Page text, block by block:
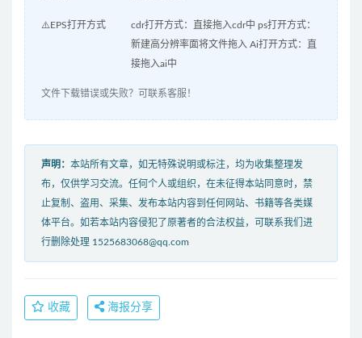
⚠️EPS打开方式
cdr打开方式：直接拖入cdr中 ps打开方式：
新建高分辨率面将文件拖入 Ai打开方式：直
接拖入ai中
文件下载错误或失败？可联系客服！
声明： 本站所有文章，如无特殊说明或标注，均为收集整理发
布，仅供学习交流。任何个人或组织，在未征得本站同意时，禁
止复制、盗用、采集、发布本站内容到任何网站、书籍等各类媒
体平台。如若本站内容侵犯了原著者的合法权益，可联系我们进
行删除处理 1525683068@qq.com
收藏 海报分享